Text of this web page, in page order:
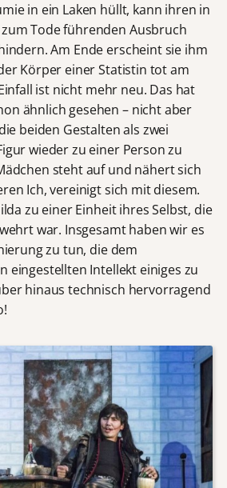
in ein Laken hüllt, kann ihren in
Tode führenden Ausbruch
Am Ende erscheint sie ihm
Körper einer Statistin tot am
ist nicht mehr neu. Das hat
ähnlich gesehen – nicht aber
beiden Gestalten als zwei
wieder zu einer Person zu
steht auf und nähert sich
Ich, vereinigt sich mit diesem.
zu einer Einheit ihres Selbst, die
war. Insgesamt haben wir es
zu tun, die dem
eingestellten Intellekt einiges zu
hinaus technisch hervorragend